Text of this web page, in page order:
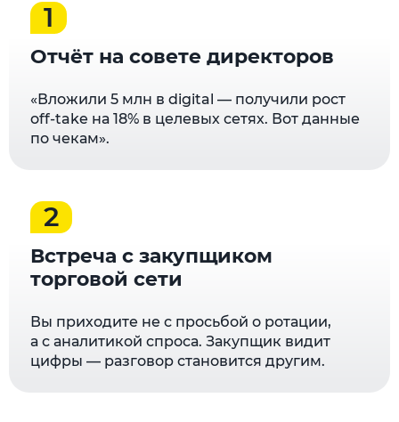
1
Отчёт на совете директоров
«Вложили 5 млн в digital — получили рост
off-take на 18% в целевых сетях. Вот данные
по чекам».
2
Встреча с закупщиком
торговой сети
Вы приходите не с просьбой о ротации,
а с аналитикой спроса. Закупщик видит
цифры — разговор становится другим.